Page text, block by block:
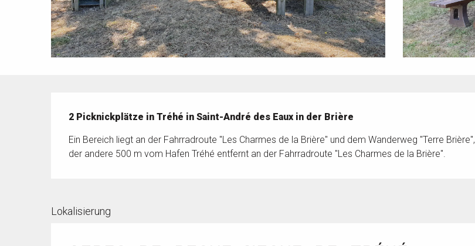
2 Picknickplätze in Tréhé in Saint-André des Eaux in der Brière
Ein Bereich liegt an der Fahrradroute "Les Charmes de la Brière" und dem Wanderweg "Terre Brière",
der andere 500 m vom Hafen Tréhé entfernt an der Fahrradroute "Les Charmes de la Brière".
Lokalisierung